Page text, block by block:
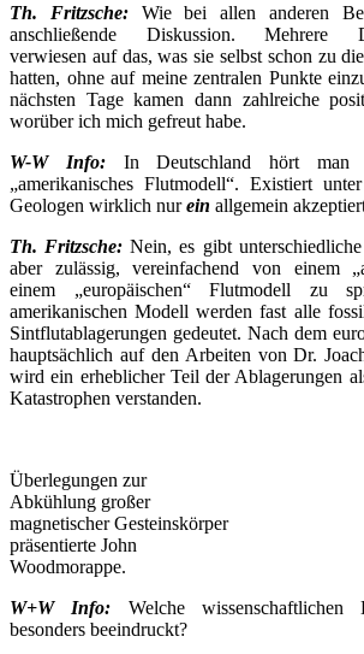
Th. Fritzsche: Wie bei allen anderen
anschließende Diskussion. Mehrere
verwiesen auf das, was sie selbst schon zu
hatten, ohne auf meine zentralen Punkte
nächsten Tage kamen dann zahlreiche
worüber ich mich gefreut habe.
W-W Info: In Deutschland hört man
„amerikanisches Flutmodell“. Existiert
Geologen wirklich nurein allgemein
Th. Fritzsche:Nein, es gibt
aber zulässig, vereinfachend von einem
einem „europäischen“ Flutmodell zu
amerikanischen Modell werden fast alle
Sintflutablagerungen gedeutet. Nach dem
hauptsächlich auf den Arbeiten von Dr.
wird ein erheblicher Teil der Ablagerungen
Katastrophen verstanden.
Überlegungen zur
Abkühlung großer
magnetischer Gesteinskörper
präsentierte John
Woodmorappe.
W+W Info: Welche
besonders beeindruckt?